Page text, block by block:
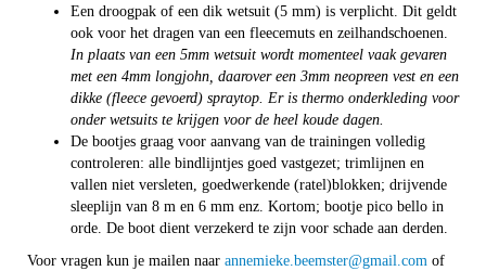
Een droogpak of een dik wetsuit (5 mm) is verplicht. Dit geldt
ook voor het dragen van een fleecemuts en zeilhandschoenen.
In plaats van een 5mm wetsuit wordt momenteel vaak gevaren
met een 4mm longjohn, daarover een 3mm neopreen vest en een
dikke (fleece gevoerd) spraytop. Er is thermo onderkleding voor
onder wetsuits te krijgen voor de heel koude dagen.
De bootjes graag voor aanvang van de trainingen volledig
controleren: alle bindlijntjes goed vastgezet; trimlijnen en
vallen niet versleten, goedwerkende (ratel)blokken; drijvende
sleeplijn van 8 m en 6 mm enz. Kortom; bootje pico bello in
orde. De boot dient verzekerd te zijn voor schade aan derden.
Voor vragen kun je mailen naar retsmeeb.ekeimenna@gmail.com of